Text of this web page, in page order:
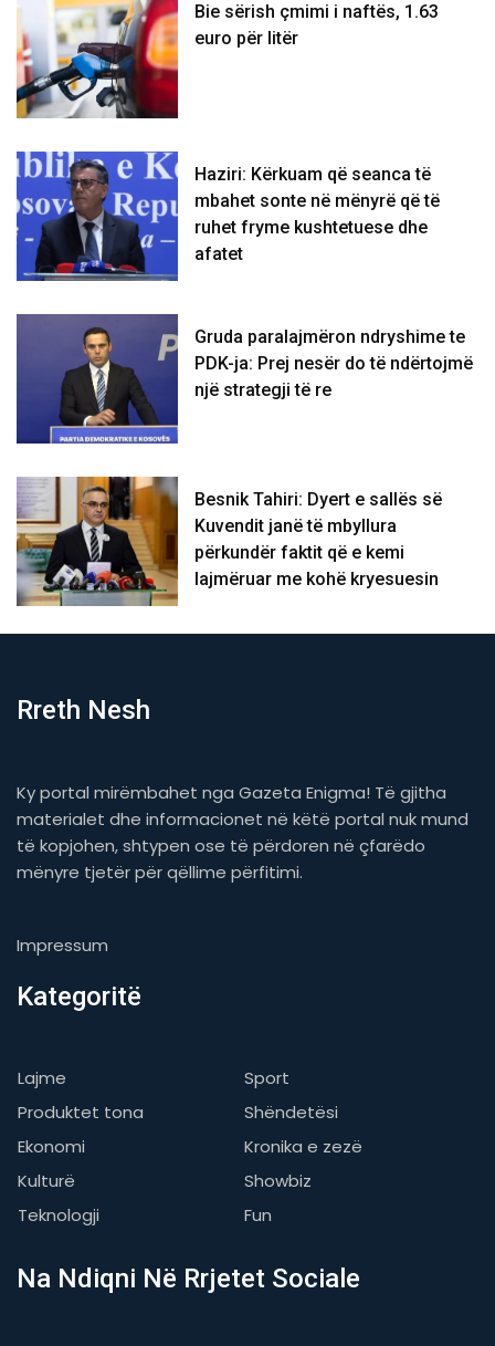
Bie sërish çmimi i naftës, 1.63
euro për litër
Haziri: Kërkuam që seanca të
mbahet sonte në mënyrë që të
ruhet fryme kushtetuese dhe
afatet
Gruda paralajmëron ndryshime te
PDK-ja: Prej nesër do të ndërtojmë
një strategji të re
Besnik Tahiri: Dyert e sallës së
Kuvendit janë të mbyllura
përkundër faktit që e kemi
lajmëruar me kohë kryesuesin
Rreth Nesh
Ky portal mirëmbahet nga Gazeta Enigma! Të gjitha
materialet dhe informacionet në këtë portal nuk mund
të kopjohen, shtypen ose të përdoren në çfarëdo
mënyre tjetër për qëllime përfitimi.
Impressum
Kategoritë
Lajme
Sport
Produktet tona
Shëndetësi
Ekonomi
Kronika e zezë
Kulturë
Showbiz
Teknologji
Fun
Na Ndiqni Në Rrjetet Sociale